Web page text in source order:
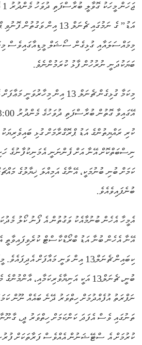
އަޑު” ގެ ނަމުގައި ޗެނަލް 13
މިމައްސަލައާއި ގުޅިގެން ސޯޝަލް މީޑިއާގައިވެސް
ބަޔަކުދަނީ ނުރުހުން ފާޅު ކުރަމުންނެވެ.
މިކަމާ ގުޅިގެން ޗެނަލް 13 އިން
ކުރި ރައްޔިތުންގެ އަޑު ޕްރޮގްރާމަށް ގުޅި
ނިސްބަތްކޮށް އޭނާ އަށް ފެންނަނީ އެމަނިކުފާނުގެ
ކަމަށް ބުނި ބުނުމަކީ، އޭނާގެ އަމިއްލަ ޚިޔާލުގެ
ބުނެފައިވެއެވެ.
އެމީހާ އެހެން ބުނުމާއެކު ވަގުތުން އެ ފޯނު ކޯލު
އޭނާ އެހެން ބުނާ އަޑު ބްރޯޑްކާސްޓް ކުރެވިފައިވާތީ
ކިބައިން ޗެނަލް13 އިން ވަނީ މައާފަށް
ބުނީ، ޗެނަލް13 އަކީ އަނިޔާވެރިކަމާއި،
ނަފްރަތު އުފެއްދުމަށް ހިތްވަރު ދޭނެ ބައެއް ނޫން
ތަނުގައި ވެސް އެފަދަ ކަންކަމަށް ހިތްވަރު ދީ،
ކުރުމަށް އެ ސްޓޭޝަނުން އެއްވެސް ފަރާތަކަށް